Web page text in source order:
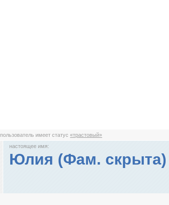
пользователь имеет статус«трастовый»
настоящее имя:
Юлия (Фам. скрыта)